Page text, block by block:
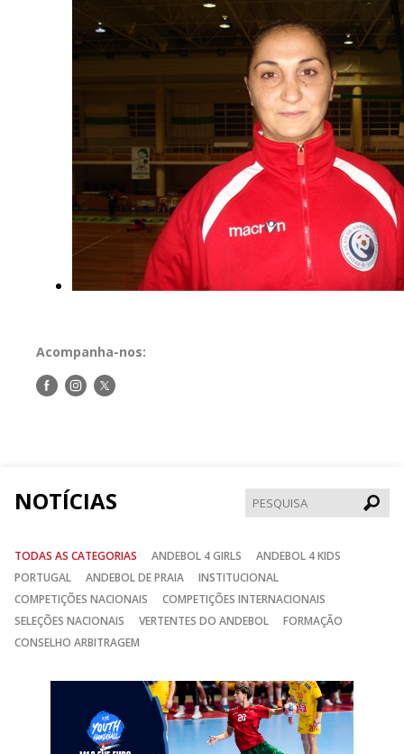
Acompanha-nos:
Siga-Siga-Siga-
NOTÍCIAS
TODAS AS CATEGORIAS ANDEBOL 4 GIRLS
ANDEBOL 4 KIDS
PORTUGAL
ANDEBOL DE PRAIA
INSTITUCIONAL
COMPETIÇÕES NACIONAIS
COMPETIÇÕES INTERNACIONAIS
SELEÇÕES NACIONAIS
VERTENTES DO ANDEBOL
FORMAÇÃO
CONSELHO ARBITRAGEM